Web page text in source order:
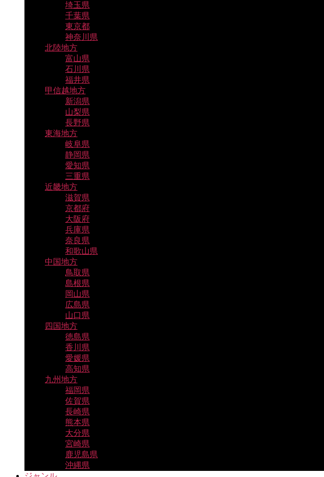
埼玉県
千葉県
東京都
神奈川県
北陸地方
富山県
石川県
福井県
甲信越地方
新潟県
山梨県
長野県
東海地方
岐阜県
静岡県
愛知県
三重県
近畿地方
滋賀県
京都府
大阪府
兵庫県
奈良県
和歌山県
中国地方
鳥取県
島根県
岡山県
広島県
山口県
四国地方
徳島県
香川県
愛媛県
高知県
九州地方
福岡県
佐賀県
長崎県
熊本県
大分県
宮崎県
鹿児島県
沖縄県